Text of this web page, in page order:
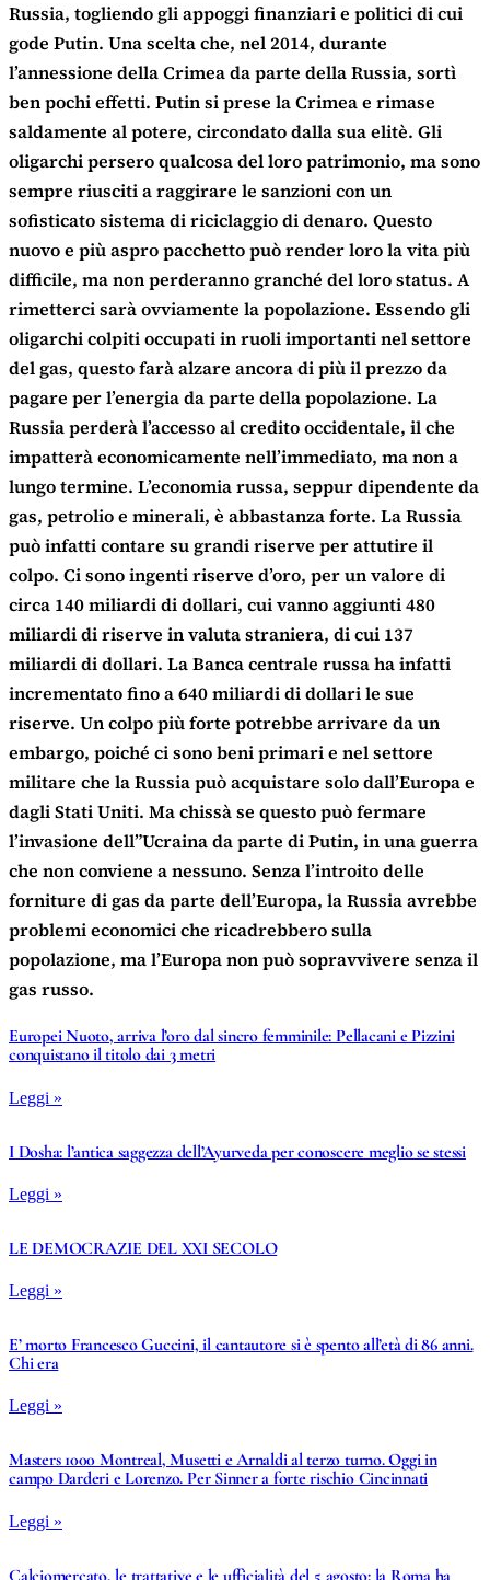
Russia, togliendo gli appoggi finanziari e politici di cui
gode Putin. Una scelta che, nel 2014, durante
l’annessione della Crimea da parte della Russia, sortì
ben pochi effetti. Putin si prese la Crimea e rimase
saldamente al potere, circondato dalla sua elitè. Gli
oligarchi persero qualcosa del loro patrimonio, ma sono
sempre riusciti a raggirare le sanzioni con un
sofisticato sistema di riciclaggio di denaro. Questo
nuovo e più aspro pacchetto può render loro la vita più
difficile, ma non perderanno granché del loro status. A
rimetterci sarà ovviamente la popolazione. Essendo gli
oligarchi colpiti occupati in ruoli importanti nel settore
del gas, questo farà alzare ancora di più il prezzo da
pagare per l’energia da parte della popolazione. La
Russia perderà l’accesso al credito occidentale, il che
impatterà economicamente nell’immediato, ma non a
lungo termine. L’economia russa, seppur dipendente da
gas, petrolio e minerali, è abbastanza forte. La Russia
può infatti contare su grandi riserve per attutire il
colpo. Ci sono ingenti riserve d’oro, per un valore di
circa 140 miliardi di dollari, cui vanno aggiunti 480
miliardi di riserve in valuta straniera, di cui 137
miliardi di dollari. La Banca centrale russa ha infatti
incrementato fino a 640 miliardi di dollari le sue
riserve. Un colpo più forte potrebbe arrivare da un
embargo, poiché ci sono beni primari e nel settore
militare che la Russia può acquistare solo dall’Europa e
dagli Stati Uniti. Ma chissà se questo può fermare
l’invasione dell”Ucraina da parte di Putin, in una guerra
che non conviene a nessuno. Senza l’introito delle
forniture di gas da parte dell’Europa, la Russia avrebbe
problemi economici che ricadrebbero sulla
popolazione, ma l’Europa non può sopravvivere senza il
gas russo.
Europei Nuoto, arriva l’oro dal sincro femminile: Pellacani e Pizzini
conquistano il titolo dai 3 metri
Leggi »
I Dosha: l’antica saggezza dell’Ayurveda per conoscere meglio se stessi
Leggi »
LE DEMOCRAZIE DEL XXI SECOLO
Leggi »
E’ morto Francesco Guccini, il cantautore si è spento all’età di 86 anni.
Chi era
Leggi »
Masters 1000 Montreal, Musetti e Arnaldi al terzo turno. Oggi in
campo Darderi e Lorenzo. Per Sinner a forte rischio Cincinnati
Leggi »
Calciomercato, le trattative e le ufficialità del 5 agosto: la Roma ha